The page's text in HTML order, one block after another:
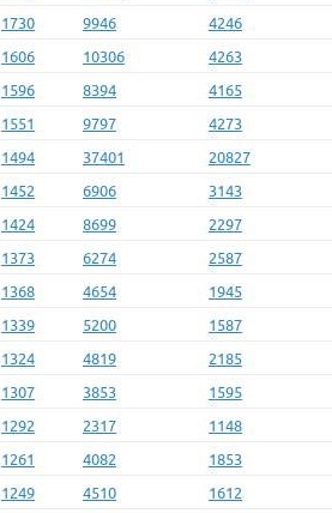
1730 9946
4246
1606 10306
4263
1596 8394
4165
1551 9797
4273
1494 37401
20827
1452 6906
3143
1424 8699
2297
1373 6274
2587
1368 4654
1945
1339 5200
1587
1324 4819
2185
1307 3853
1595
1292 2317
1148
1261 4082
1853
1249 4510
1612